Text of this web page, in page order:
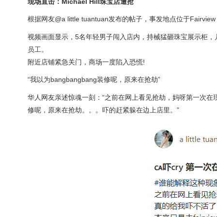
根据网友@a little tuantuan发布的帖子，事发地点位于
视频画面显示，5名年轻男子闯入店内，持械猛砸珠宝展示柜
员工。
附近店铺紧急关门，商场一度陷入恐慌!
“我以为bangbangbang装修呢，原来在抢劫”
华人网友亲述惊魂一刻：“之前在网上看见抢劫，妈呀第一次
修呢，原来在抢劫。。。吓的赶紧躲在边上店里。”